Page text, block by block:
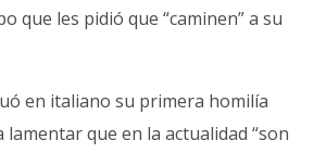
que les pidió que “caminen” a su
en italiano su primera homilía
lamentar que en la actualidad “son